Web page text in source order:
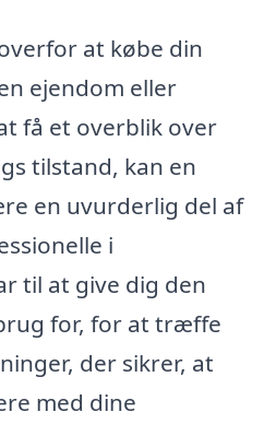
at købe din
ejendom eller
få et overblik over
tilstand, kan en
en uvurderlig del af
i
til at give dig den
for, for at træffe
der sikrer, at
med dine